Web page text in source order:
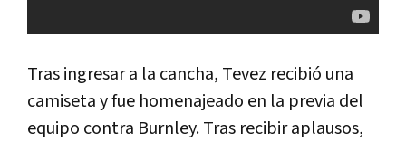
Tras ingresar a la cancha, Tevez recibió una
camiseta y fue homenajeado en la previa del
equipo contra Burnley. Tras recibir aplausos,